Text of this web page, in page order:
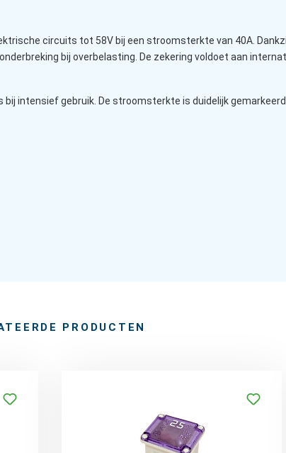
circuits tot 58V bij een stroomsterkte van 40A.
bij overbelasting. De zekering voldoet aan
intensief gebruik. De stroomsterkte is duidelijk
PRODUCTEN